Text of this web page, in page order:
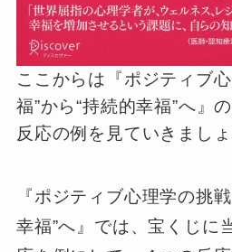
ここからは『ポジティブ
福”から“持続的幸福”へ』
反応の例を見ていきましょ
『ポジティブ心理学の挑
幸福”へ』では、宝くじに